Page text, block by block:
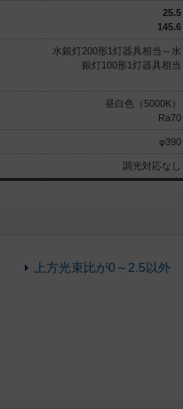
25.5
145.6
水銀灯200形1灯器具相当～水
銀灯100形1灯器具相当
昼白色（5000K）
Ra70
φ390
調光対応なし
上方光束比が0～2.5以外